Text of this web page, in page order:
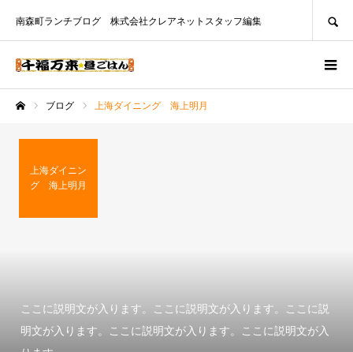
南森町ランチブログ 株式会社クレアネットスタッフ編集
ブログ 上海ダイニング 海上明月
上海ダイニン
グ 海上明月
ここに説明文が入ります。ここに説明文が入ります。ここに説
明文が入ります。ここに説明文が入ります。ここに説明文が入